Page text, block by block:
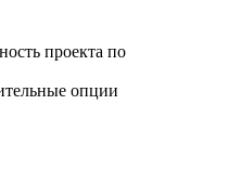
проекта по
опции